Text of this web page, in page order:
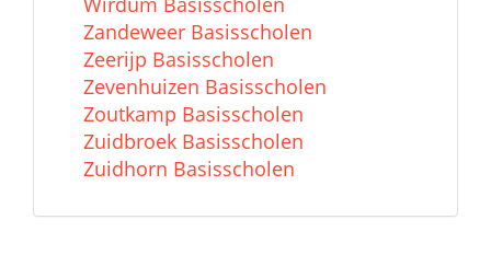
Zandeweer Basisscholen
Zeerijp Basisscholen
Zevenhuizen Basisscholen
Zoutkamp Basisscholen
Zuidbroek Basisscholen
Zuidhorn Basisscholen